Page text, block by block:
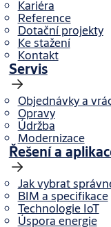
Kariéra
Reference
Dotační projekty
Ke stažení
Kontakt
Servis
Objednávky a
Opravy
Údržba
Modernizace
Řešení a
Jak vybrat
BIM a specifikace
Technologie IoT
Úspora energie